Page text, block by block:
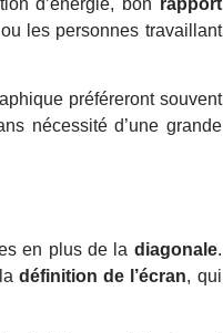
les personnes travaillant
préféreront souvent
nécessité d’une grande
en plus de la diagonale.
ladéfinition de l’écran, qui